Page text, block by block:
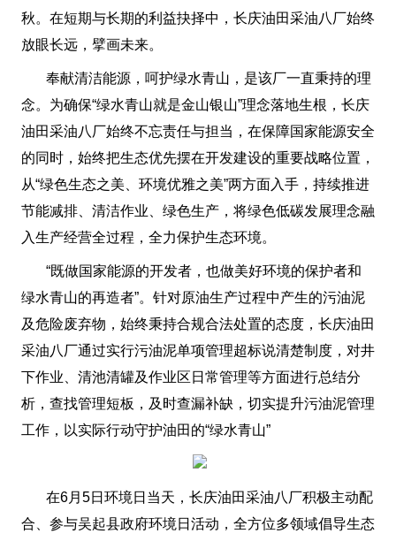
秋。在短期与长期的利益抉择中，长庆油田采油八厂始终
放眼长远，擘画未来。
奉献清洁能源，呵护绿水青山，是该厂一直秉持的理
念。为确保“绿水青山就是金山银山”理念落地生根，长庆
油田采油八厂始终不忘责任与担当，在保障国家能源安全
的同时，始终把生态优先摆在开发建设的重要战略位置，
从“绿色生态之美、环境优雅之美”两方面入手，持续推进
节能减排、清洁作业、绿色生产，将绿色低碳发展理念融
入生产经营全过程，全力保护生态环境。
“既做国家能源的开发者，也做美好环境的保护者和
绿水青山的再造者”。针对原油生产过程中产生的污油泥
及危险废弃物，始终秉持合规合法处置的态度，长庆油田
采油八厂通过实行污油泥单项管理超标说清楚制度，对井
下作业、清池清罐及作业区日常管理等方面进行总结分
析，查找管理短板，及时查漏补缺，切实提升污油泥管理
工作，以实际行动守护油田的“绿水青山”
在6月5日环境日当天，长庆油田采油八厂积极主动配
合、参与吴起县政府环境日活动，全方位多领域倡导生态